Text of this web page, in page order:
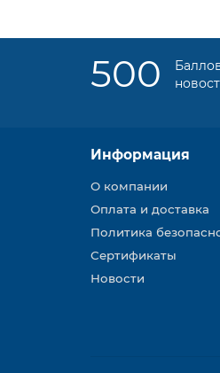
500
Информация
О компании
Оплата и доставка
Политика
Сертификаты
Новости